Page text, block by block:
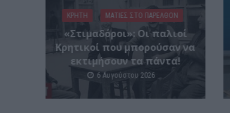
ΚΡΗΤΗ ΜΑΤΙΕΣ ΣΤΟ ΠΑΡΕΛΘΟΝ
«Στιμαδόροι»: Οι παλιοί
Κρητικοί που μπορούσαν να
εκτιμήσουν τα πάντα!
6 Αυγούστου 2026